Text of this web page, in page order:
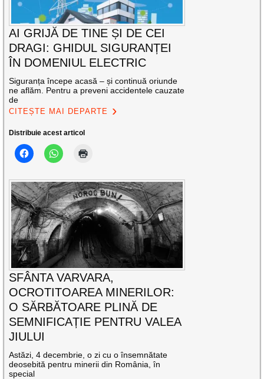
AI GRIJĂ DE TINE ȘI DE CEI
DRAGI: GHIDUL SIGURANȚEI
ÎN DOMENIUL ELECTRIC
Siguranța începe acasă – și continuă oriunde
ne aflăm. Pentru a preveni accidentele cauzate
de
CITEȘTE MAI DEPARTE
Distribuie acest articol
SFÂNTA VARVARA,
OCROTITOAREA MINERILOR:
O SĂRBĂTOARE PLINĂ DE
SEMNIFICAȚIE PENTRU VALEA
JIULUI
Astăzi, 4 decembrie, o zi cu o însemnătate
deosebită pentru minerii din România, în
special